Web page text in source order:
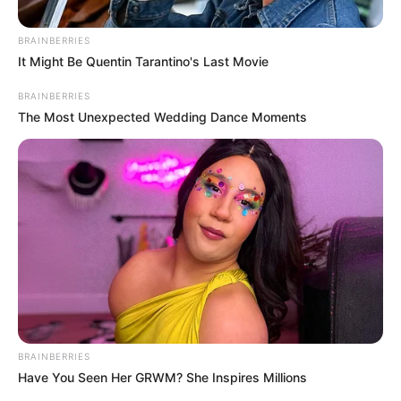
Alcaldía de Cartagena
Andrea Martínez Rodríguez
Agosto 9, 2021
BRAINBERRIES
It Might Be Quentin Tarantino's Last Movie
BRAINBERRIES
The Most Unexpected Wedding Dance Moments
BRAINBERRIES
Have You Seen Her GRWM? She Inspires Millions